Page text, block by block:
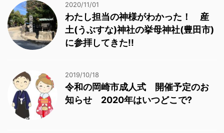
2020/11/01
わたし担当の神様がわかった！ 産
土(うぶすな)神社の挙母神社(豊田市)
に参拝してきた!!
2019/10/18
令和の岡崎市成人式 開催予定のお
知らせ 2020年はいつどこで?